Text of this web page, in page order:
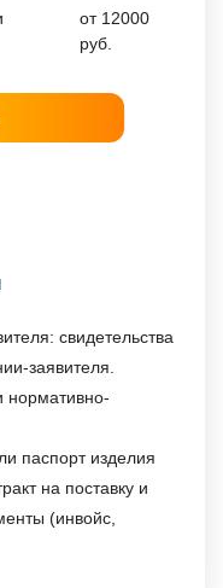
от 12000
руб.
свидетельства
заявителя.
нормативно-
паспорт изделия
на поставку и
(инвойс,